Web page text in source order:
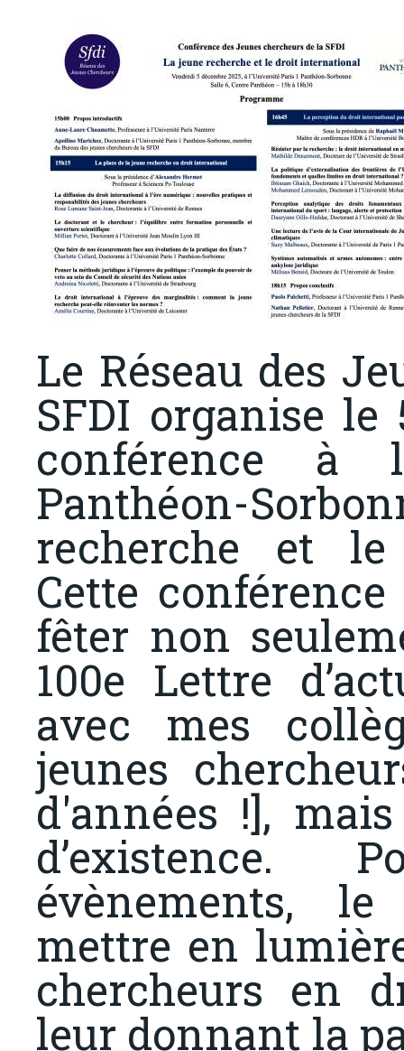
Le Réseau des
SFDI organise le
conférence à
Panthéon-
recherche et
Cette
fêter non
100e Lettre
avec mes
jeunes
d'années !],
d’existence.
évènements,
mettre en
chercheurs en
leur donnant la